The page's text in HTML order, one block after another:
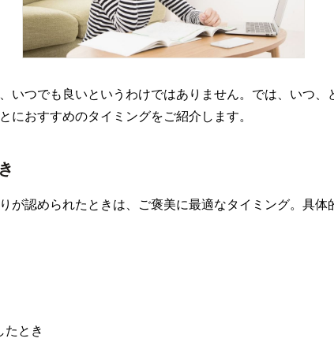
いつでも良いというわけではありません。では、いつ、
おすすめのタイミングをご紹介します。
が認められたときは、ご褒美に最適なタイミング。具体
たとき